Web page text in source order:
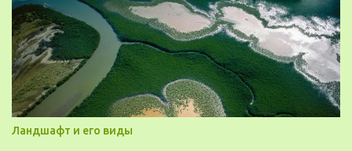
Ландшафт и его виды